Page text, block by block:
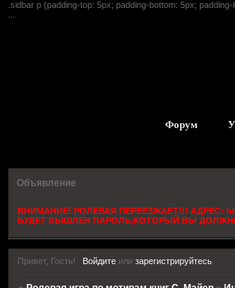
.sidbar p {padding-top: 5px; padding-bottom: 5px;
Форум
Объявление
ВНИМАНИЕ! РОЛЕВАЯ ПЕРЕЕЗЖАЕТ!!! АДРЕС:
БУДЕТ ВЫШЛЕН ПАРОЛЬ,КОТОРЫЙ ВЫ
Привет, Гость! Войдитеили зарегистрируйтесь.